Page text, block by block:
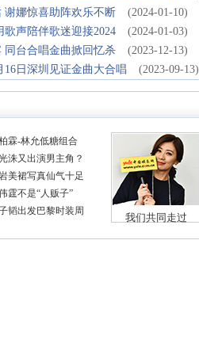
谢娜惊喜助阵欢乐不断
(2024-01-10)
声陪伴歌迷迎接2024
(2024-01-03)
同台合唱金曲掀回忆杀
(2023-12-13)
日深圳见证金曲大合唱
(2023-09-13)